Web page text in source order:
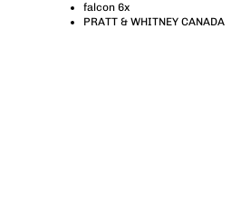
falcon 6x
PRATT & WHITNEY CANADA